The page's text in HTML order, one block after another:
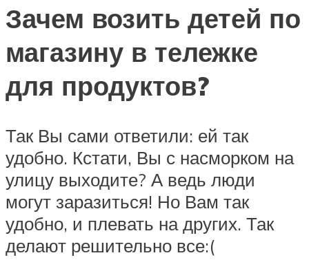
Зачем возить детей по
магазину в тележке
для продуктов?
Так Вы сами ответили: ей так
удобно. Кстати, Вы с насморком на
улицу выходите? А ведь люди
могут заразиться! Но Вам так
удобно, и плевать на других. Так
делают решительно все:(